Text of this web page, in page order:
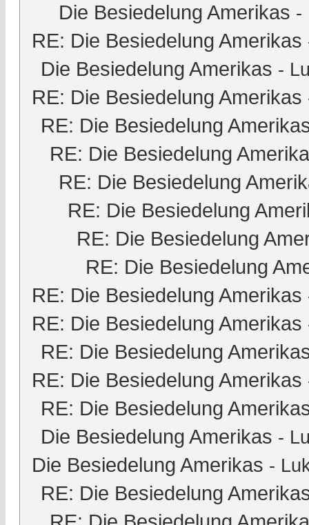
Die Besiedelung Amerikas -
RE: Die Besiedelung Amerikas
Die Besiedelung Amerikas -
RE: Die Besiedelung Amerikas
RE: Die Besiedelung
RE: Die Besiedelung
RE: Die Besiedelung
RE: Die Besiedelung
RE: Die Besiedelung
RE: Die Besiedelung
RE: Die Besiedelung Amerikas
RE: Die Besiedelung Amerikas
RE: Die Besiedelung
RE: Die Besiedelung Amerikas
RE: Die Besiedelung
Die Besiedelung Amerikas -
Die Besiedelung Amerikas -
RE: Die Besiedelung